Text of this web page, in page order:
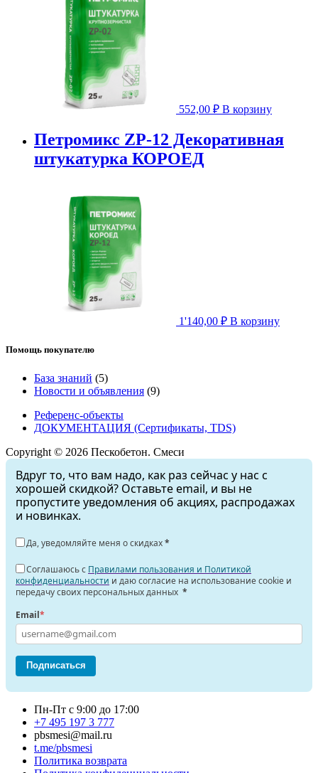
552,00 ₽ В корзину
Петромикс ZP-12 Декоративная
штукатурка КОРОЕД
1'140,00 ₽ В корзину
Помощь покупателю
База знаний (5)
Новости и объявления (9)
Референс-объекты
ДОКУМЕНТАЦИЯ (Сертификаты, TDS)
Copyright © 2026 Пескобетон. Смеси
Вдруг то, что вам надо, как раз сейчас у нас с
хорошей скидкой? Оставьте email, и вы не
пропустите уведомления об акциях, распродажах
и новинках.
Да, уведомляйте меня о скидках*
Соглашаюсь с Правилами пользования и Политикой
конфиденциальности и даю согласие на использование cookie и
передачу своих персональных данных *
Email*
Подписаться
Пн-Пт с 9:00 до 17:00
+7 495 197 3 777
pbsmesi@mail.ru
t.me/pbsmesi
Политика возврата